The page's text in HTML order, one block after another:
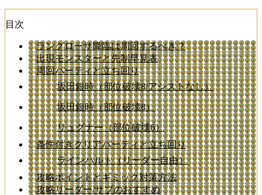
目次
ラングローサ降臨は周回するべき？
出現モンスターと先制早見表
周回パーティと立ち回り
坂田銀時（部位破壊8/アシストなし）
坂田銀時（部位破壊8）
リュグナー（部位破壊6）
条件付きクリアパーティと立ち回り
ラインハルト（リーダー自由）
攻略ポイントとギミック対策方法
攻略リーダー/サブのおすすめ